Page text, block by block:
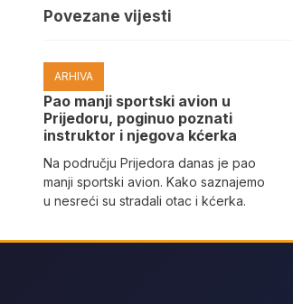
Povezane vijesti
ARHIVA
Pao manji sportski avion u
Prijedoru, poginuo poznati
instruktor i njegova kćerka
Na području Prijedora danas je pao
manji sportski avion. Kako saznajemo
u nesreći su stradali otac i kćerka.